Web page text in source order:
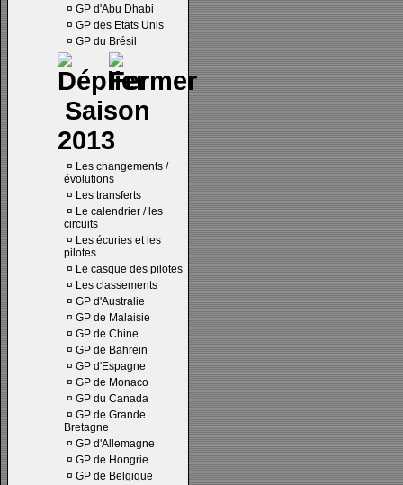
¤ GP d'Abu Dhabi
¤ GP des Etats Unis
¤ GP du Brésil
Saison
2013
¤ Les changements /
évolutions
¤ Les transferts
¤ Le calendrier / les
circuits
¤ Les écuries et les
pilotes
¤ Le casque des pilotes
¤ Les classements
¤ GP d'Australie
¤ GP de Malaisie
¤ GP de Chine
¤ GP de Bahrein
¤ GP d'Espagne
¤ GP de Monaco
¤ GP du Canada
¤ GP de Grande
Bretagne
¤ GP d'Allemagne
¤ GP de Hongrie
¤ GP de Belgique